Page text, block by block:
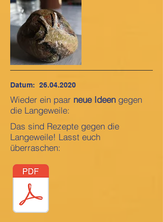
Datum: 26.04.2020
Wieder ein paar neue Ideen gegen
die Langeweile:
Das sind Rezepte gegen die
Langeweile! Lasst euch
überraschen: